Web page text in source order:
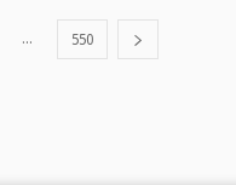
... 550